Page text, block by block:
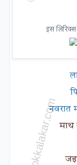
इस
नवरात
माथ